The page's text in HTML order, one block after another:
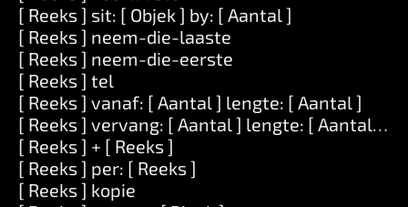
[ Reeks ] sit: [ Objek ] by: [ Aantal ]
[ Reeks ] neem-die-laaste
[ Reeks ] neem-die-eerste
[ Reeks ] tel
[ Reeks ] vanaf: [ Aantal ] lengte: [ Aantal ]
[ Reeks ] vervang: [ Aantal ] lengte: [ Aantal ]
[ Reeks ] + [ Reeks ]
[ Reeks ] per: [ Reeks ]
[ Reeks ] kopie